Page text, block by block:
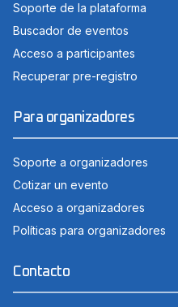
Soporte de la plataforma
Buscador de eventos
Acceso a participantes
Recuperar pre-registro
Para organizadores
Soporte a organizadores
Cotizar un evento
Acceso a organizadores
Políticas para organizadores
Contacto